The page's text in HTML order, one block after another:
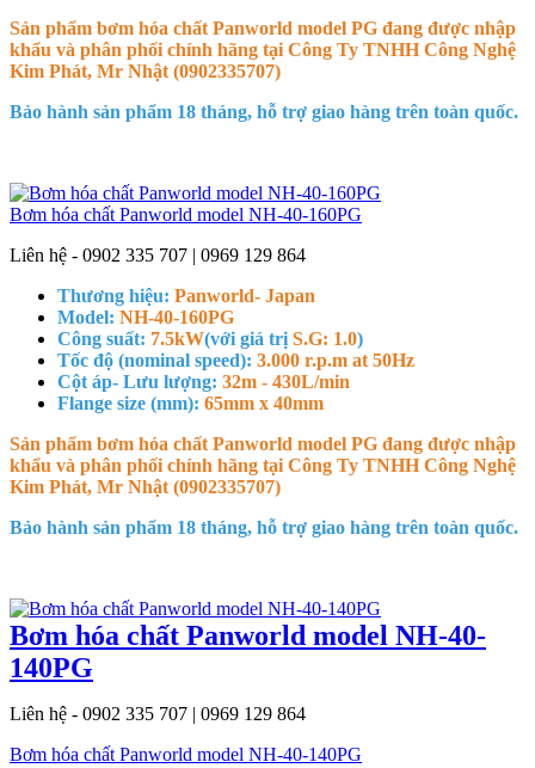
Sản phẩm bơm hóa chất Panworld model PG đang được nhập
khẩu và phân phối chính hãng tại Công Ty TNHH Công Nghệ
Kim Phát, Mr Nhật (0902335707)
Bảo hành sản phẩm 18 tháng, hỗ trợ giao hàng trên toàn quốc.
Bơm hóa chất Panworld model NH-40-160PG
Liên hệ - 0902 335 707 | 0969 129 864
Thương hiệu: Panworld- Japan
Model: NH-40-160PG
Công suất: 7.5kW(với giá trị S.G: 1.0)
Tốc độ (nominal speed): 3.000 r.p.m at 50Hz
Cột áp- Lưu lượng: 32m - 430L/min
Flange size (mm): 65mm x 40mm
Sản phẩm bơm hóa chất Panworld model PG đang được nhập
khẩu và phân phối chính hãng tại Công Ty TNHH Công Nghệ
Kim Phát, Mr Nhật (0902335707)
Bảo hành sản phẩm 18 tháng, hỗ trợ giao hàng trên toàn quốc.
Bơm hóa chất Panworld model NH-40-
140PG
Liên hệ - 0902 335 707 | 0969 129 864
Bơm hóa chất Panworld model NH-40-140PG